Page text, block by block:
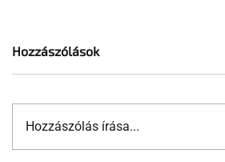
Hozzászólások
Hozzászólás írása...